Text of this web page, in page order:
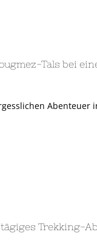
Tals bei
Abenteuer
tägiges Trekking-